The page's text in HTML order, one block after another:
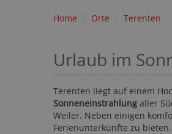
Home / Orte / Terenten
Urlaub im
Terenten liegt auf einem
Sonneneinstrahlung aller
Weiler. Neben einigen
Ferienunterkünfte zu bieten.